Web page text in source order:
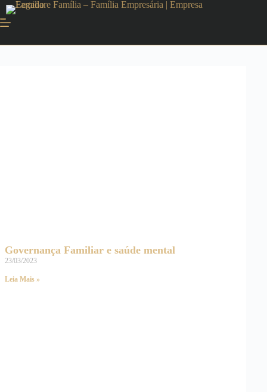
Governança Familiar e saúde mental
23/03/2023
Leia Mais »